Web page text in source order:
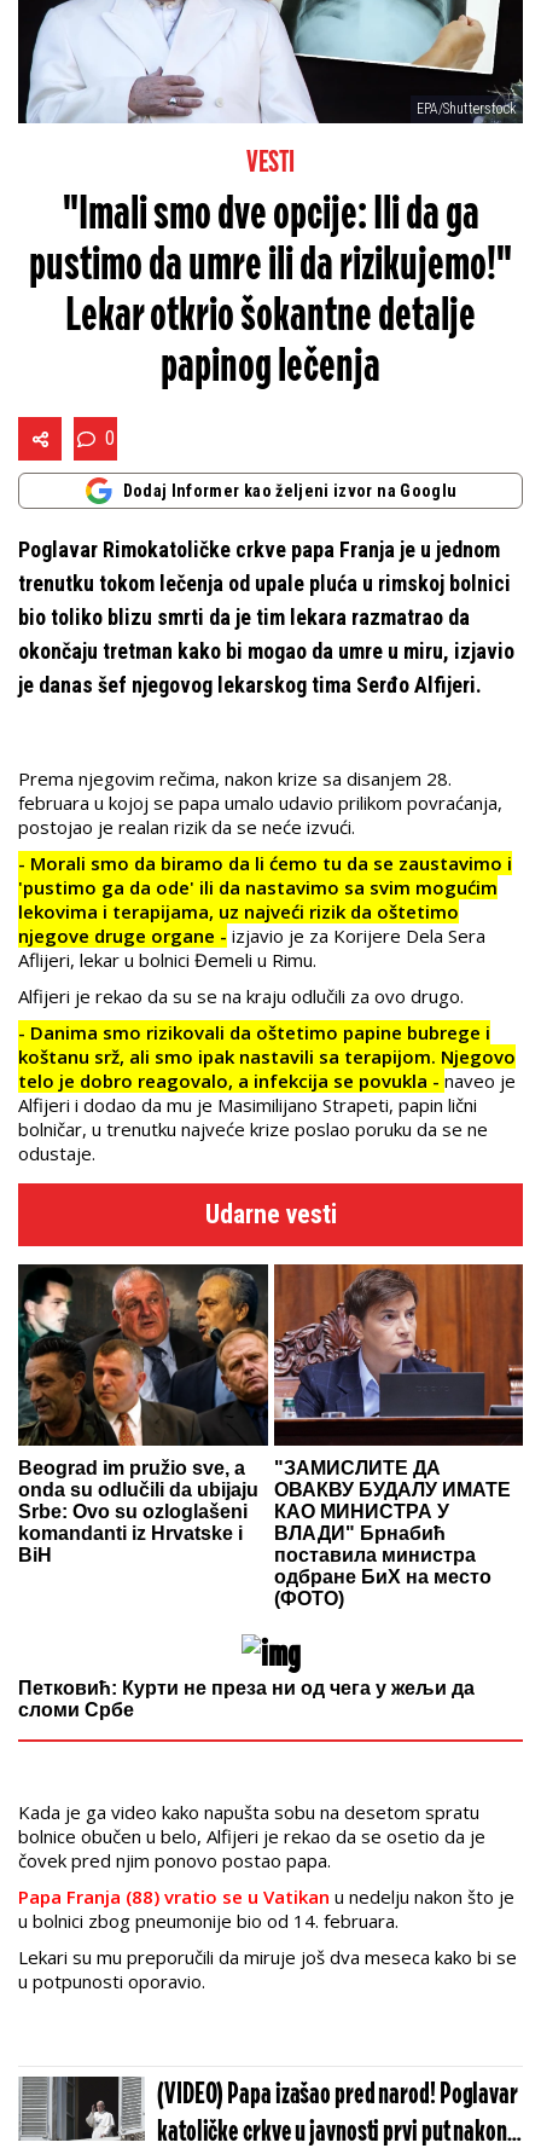
EPA/Shutterstock
VESTI
"Imali smo dve opcije: Ili da ga
pustimo da umre ili da rizikujemo!"
Lekar otkrio šokantne detalje
papinog lečenja
0
Dodaj Informer kao željeni izvor na Googlu
Poglavar Rimokatoličke crkve papa Franja je u jednom
trenutku tokom lečenja od upale pluća u rimskoj bolnici
bio toliko blizu smrti da je tim lekara razmatrao da
okončaju tretman kako bi mogao da umre u miru, izjavio
je danas šef njegovog lekarskog tima Serđo Alfijeri.
Prema njegovim rečima, nakon krize sa disanjem 28.
februara u kojoj se papa umalo udavio prilikom povraćanja,
postojao je realan rizik da se neće izvući.
- Morali smo da biramo da li ćemo tu da se zaustavimo i
'pustimo ga da ode' ili da nastavimo sa svim mogućim
lekovima i terapijama, uz najveći rizik da oštetimo
njegove druge organe - izjavio je za Korijere Dela Sera
Aflijeri, lekar u bolnici Đemeli u Rimu.
Alfijeri je rekao da su se na kraju odlučili za ovo drugo.
- Danima smo rizikovali da oštetimo papine bubrege i
koštanu srž, ali smo ipak nastavili sa terapijom. Njegovo
telo je dobro reagovalo, a infekcija se povukla - naveo je
Alfijeri i dodao da mu je Masimilijano Strapeti, papin lični
bolničar, u trenutku najveće krize poslao poruku da se ne
odustaje.
Udarne vesti
Beograd im pružio sve, a
onda su odlučili da ubijaju
Srbe: Ovo su ozloglašeni
komandanti iz Hrvatske i
BiH
"ЗАМИСЛИТЕ ДА
ОВАКВУ БУДАЛУ ИМАТЕ
КАО МИНИСТРА У
ВЛАДИ" Брнабић
поставила министра
одбране БиХ на место
(ФОТО)
Петковић: Курти не преза ни од чега у жељи да
сломи Србе
Kada je ga video kako napušta sobu na desetom spratu
bolnice obučen u belo, Alfijeri je rekao da se osetio da je
čovek pred njim ponovo postao papa.
Papa Franja (88) vratio se u Vatikan u nedelju nakon što je
u bolnici zbog pneumonije bio od 14. februara.
Lekari su mu preporučili da miruje još dva meseca kako bi se
u potpunosti oporavio.
(VIDEO) Papa izašao pred narod! Poglavar
katoličke crkve u javnosti prvi put nakon